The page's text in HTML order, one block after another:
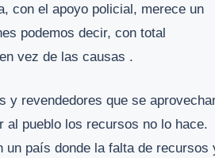
con el apoyo policial, merece un
podemos decir, con total
vez de las causas .
y revendedores que se
al pueblo los recursos no lo hace.
un país donde la falta de recursos